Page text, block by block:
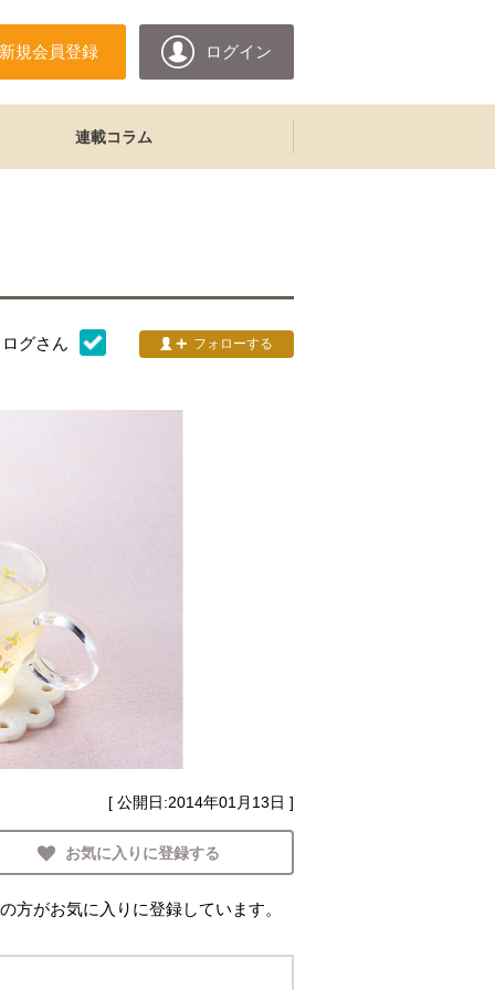
新規会員登録 ログイン
連載コラム
グさん フォローする
[ 公開日:2014年01月13日 ]
お気に入りに登録する
の方がお気に入りに登録しています。